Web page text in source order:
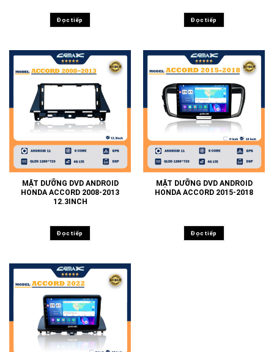
Đọc tiếp Đọc tiếp
MẶT DƯỠNG DVD ANDROID
HONDA ACCORD 2008-2013
12.3INCH
Đọc tiếp
MẶT DƯỠNG DVD ANDROID
HONDA ACCORD 2015-2018
Đọc tiếp